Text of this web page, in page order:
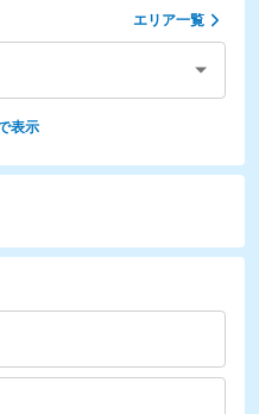
エリア一覧
表示